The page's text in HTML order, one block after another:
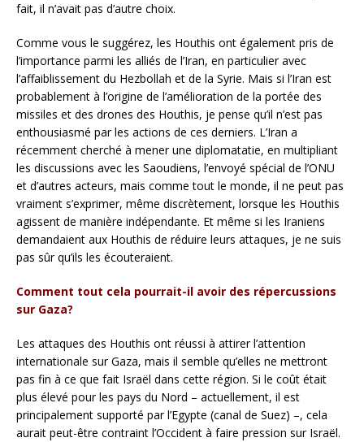
fait, il n’avait pas d’autre choix.
Comme vous le suggérez, les Houthis ont également pris de
l’importance parmi les alliés de l’Iran, en particulier avec
l’affaiblissement du Hezbollah et de la Syrie. Mais si l’Iran est
probablement à l’origine de l’amélioration de la portée des
missiles et des drones des Houthis, je pense qu’il n’est pas
enthousiasmé par les actions de ces derniers. L’Iran a
récemment cherché à mener une diplomatatie, en multipliant
les discussions avec les Saoudiens, l’envoyé spécial de l’ONU
et d’autres acteurs, mais comme tout le monde, il ne peut pas
vraiment s’exprimer, même discrètement, lorsque les Houthis
agissent de manière indépendante. Et même si les Iraniens
demandaient aux Houthis de réduire leurs attaques, je ne suis
pas sûr qu’ils les écouteraient.
Comment tout cela pourrait-il avoir des répercussions
sur Gaza?
Les attaques des Houthis ont réussi à attirer l’attention
internationale sur Gaza, mais il semble qu’elles ne mettront
pas fin à ce que fait Israël dans cette région. Si le coût était
plus élevé pour les pays du Nord – actuellement, il est
principalement supporté par l’Egypte (canal de Suez) –, cela
aurait peut-être contraint l’Occident à faire pression sur Israël.